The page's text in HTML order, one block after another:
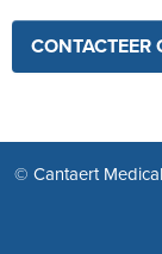
CONTACTEER
© Cantaert